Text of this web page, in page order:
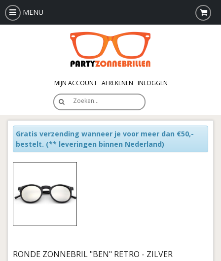
MENU
MIJN ACCOUNT AFREKENEN INLOGGEN
Zoeken…
Gratis verzending wanneer je voor meer dan €50,-
bestelt. (** leveringen binnen Nederland)
RONDE ZONNEBRIL "BEN" RETRO - ZILVER